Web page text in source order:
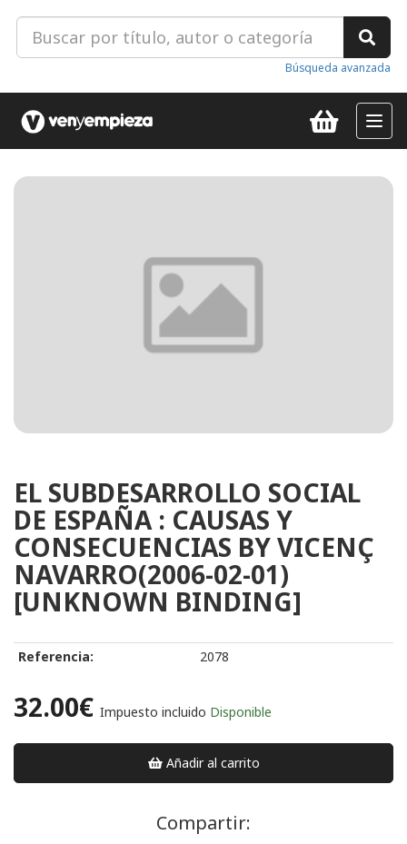
Búsqueda avanzada
EL SUBDESARROLLO SOCIAL
DE ESPAÑA : CAUSAS Y
CONSECUENCIAS BY VICENÇ
NAVARRO(2006-02-01)
[UNKNOWN BINDING]
Referencia: 2078
32.00€ Impuesto incluido Disponible
Añadir al carrito
Compartir: